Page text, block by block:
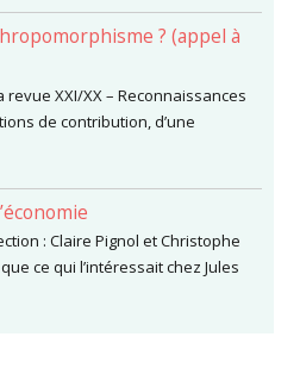
? (appel à
XXI/XX – Reconnaissances
de contribution, d’une
: Claire Pignol et Christophe
ce qui l’intéressait chez Jules